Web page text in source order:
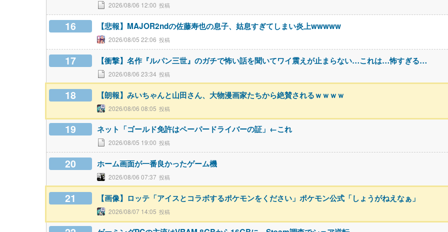
2026/08/06 12:00
16 【悲報】MAJOR2ndの佐藤寿也の息子、姑息すぎてしまい炎上wwwww
2026/08/05 22:06
17 【衝撃】名作『ルパン三世』のガチで怖い話を聞いてワイ震えが止まらない…これは…怖すぎる…
2026/08/06 23:34
18 【朗報】みいちゃんと山田さん、大物漫画家たちから絶賛されるｗｗｗｗ
2026/08/06 08:05
19 ネット「ゴールド免許はペーパードライバーの証」←これ
2026/08/05 19:00
20 ホーム画面が一番良かったゲーム機
2026/08/06 07:37
21 【画像】ロッテ「アイスとコラボするポケモンをください」ポケモン公式「しょうがねえなぁ」
2026/08/07 14:05